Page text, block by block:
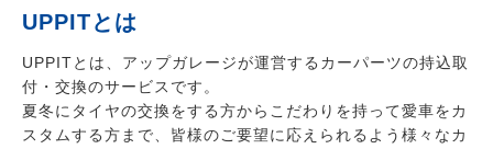
UPPITとは
UPPITとは、アップガレージが運営するカーパーツの持込取
付・交換のサービスです。
夏冬にタイヤの交換をする方からこだわりを持って愛車をカ
スタムする方まで、皆様のご要望に応えられるよう様々なカ